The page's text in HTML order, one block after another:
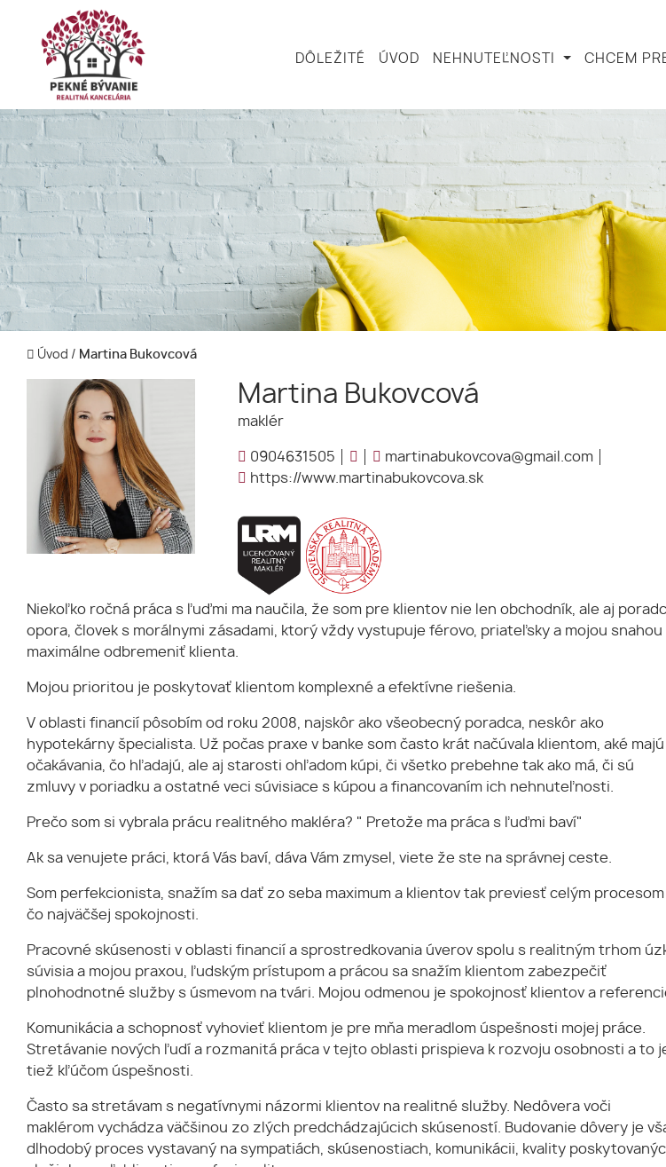
DÔLEŽITÉ ÚVOD NEHNUTEĽNOSTI CHCEM
Úvod / Martina Bukovcová
Martina Bukovcová
maklér
0904631505
martinabukovcova@gmail.com
https://www.martinabukovcova.sk
Niekoľko ročná práca s ľuďmi ma naučila, že som pre klientov nie len obchodník, ale aj
opora, človek s morálnymi zásadami, ktorý vždy vystupuje férovo, priateľsky a mojou snahou
maximálne odbremeniť klienta.
Mojou prioritou je poskytovať klientom komplexné a efektívne riešenia.
V oblasti financií pôsobím od roku 2008, najskôr ako všeobecný poradca, neskôr ako
hypotekárny špecialista. Už počas praxe v banke som často krát načúvala klientom, aké majú
očakávania, čo hľadajú, ale aj starosti ohľadom kúpi, či všetko prebehne tak ako má, či sú
zmluvy v poriadku a ostatné veci súvisiace s kúpou a financovaním ich nehnuteľnosti.
Prečo som si vybrala prácu realitného makléra? " Pretože ma práca s ľuďmi baví"
Ak sa venujete práci, ktorá Vás baví, dáva Vám zmysel, viete že ste na správnej ceste.
Som perfekcionista, snažím sa dať zo seba maximum a klientov tak previesť celým procesom
čo najväčšej spokojnosti.
Pracovné skúsenosti v oblasti financií a sprostredkovania úverov spolu s realitným trhom
súvisia a mojou praxou, ľudským prístupom a prácou sa snažím klientom zabezpečiť
plnohodnotné služby s úsmevom na tvári. Mojou odmenou je spokojnosť klientov a
Komunikácia a schopnosť vyhovieť klientom je pre mňa meradlom úspešnosti mojej práce.
Stretávanie nových ľudí a rozmanitá práca v tejto oblasti prispieva k rozvoju osobnosti a to
tiež kľúčom úspešnosti.
Často sa stretávam s negatívnymi názormi klientov na realitné služby. Nedôvera voči
maklérom vychádza väčšinou zo zlých predchádzajúcich skúseností. Budovanie dôvery je
dlhodobý proces vystavaný na sympatiách, skúsenostiach, komunikácii, kvality